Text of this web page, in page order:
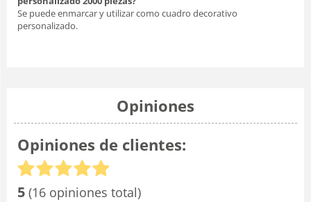
Se puede enmarcar y utilizar como cuadro decorativo
personalizado.
Opiniones
Opiniones de clientes:
5 (16 opiniones total)